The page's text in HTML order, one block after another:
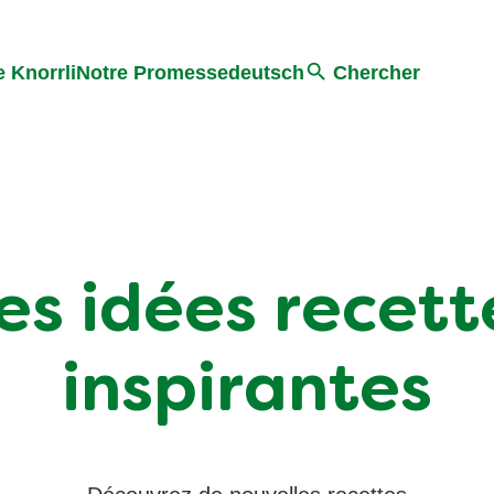
KnorrliNotre Promessedeutsch Chercher
idées
inspirantes